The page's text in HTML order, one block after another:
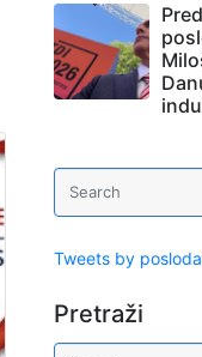
Tweets by
Pretraži